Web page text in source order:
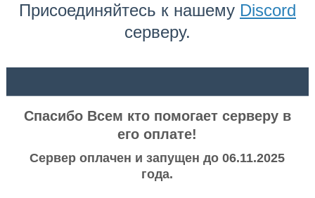
Присоединяйтесь к нашему Discord
серверу.
Спасибо Всем кто помогает серверу в
его оплате!
Сервер оплачен и запущен до 06.11.2025
года.